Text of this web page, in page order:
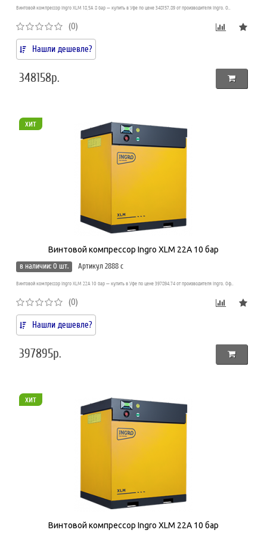
Винтовой компрессор Ingro XLM 18,5A 8 бар — купить в Уфе по цене 348157.89 от производителя Ingro. О..
(0)
Нашли дешевле?
348158р.
хит
Винтовой компрессор Ingro XLM 22A 10 бар
в наличии: 0 шт.
Артикул 2888 c
Винтовой компрессор Ingro XLM 22A 10 бар — купить в Уфе по цене 397894.74 от производителя Ingro. Оф..
(0)
Нашли дешевле?
397895р.
хит
Винтовой компрессор Ingro XLM 22A 10 бар